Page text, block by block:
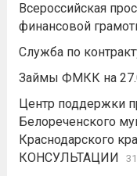
Всероссийская
финансовой
Служба по
Займы ФМКК на
Центр поддержки
Белореченского
Краснодарского
КОНСУЛЬТАЦИИ